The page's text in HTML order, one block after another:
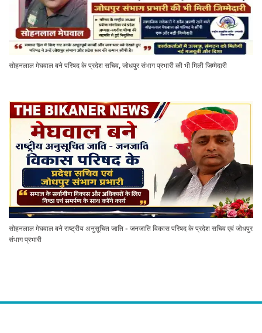
सोहनलाल मेघवाल बने परिषद के प्रदेश सचिव, जोधपुर संभाग प्रभारी की भी मिली जिम्मेदारी
सोहनलाल मेघवाल बने राष्ट्रीय अनुसूचित जाति - जनजाति विकास परिषद के प्रदेश सचिव एवं जोधपुर
संभाग प्रभारी